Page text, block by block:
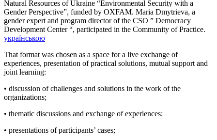
Natural Resources of Ukraine “Environmental Security with a
Gender Perspective”, funded by OXFAM. Maria Dmytrieva, a
gender expert and program director of the CSO ” Democracy
Development Center “, participated in the Community of Practice.
українською
That format was chosen as a space for a live exchange of
experiences, presentation of practical solutions, mutual support and
joint learning:
• discussion of challenges and solutions in the work of the
organizations;
• thematic discussions and exchange of experiences;
• presentations of participants’ cases;